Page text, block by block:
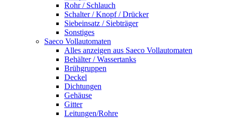
Rohr / Schlauch
Schalter / Knopf / Drücker
Siebeinsatz / Siebträger
Sonstiges
Saeco Vollautomaten
Alles anzeigen aus Saeco Vollautomaten
Behälter / Wassertanks
Brühgruppen
Deckel
Dichtungen
Gehäuse
Gitter
Leitungen/Rohre